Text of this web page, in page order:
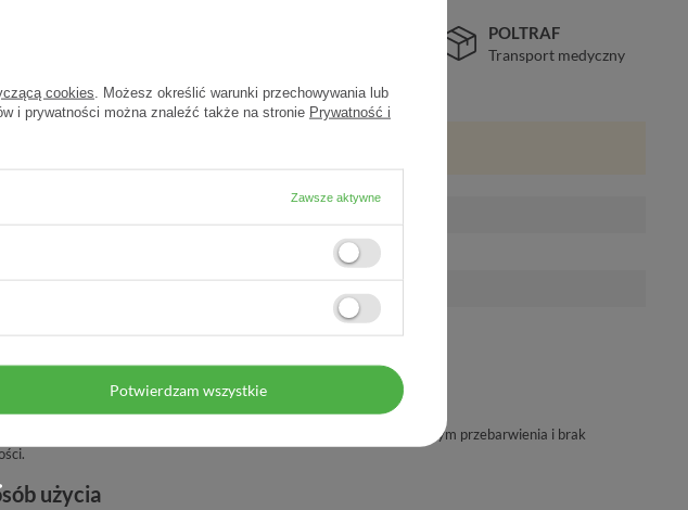
POLTRAF
Transport medyczny
odporną i niewidoczną.
klinicznie skuteczność korygująca oznaki fotostarzenia, w tym przebarwienia i brak
użycia
cookies . Możesz określić warunki przechowywania lub
i prywatności można znaleźć także na stronie Prywatność i
Zawsze aktywne
Potwierdzam wszystkie